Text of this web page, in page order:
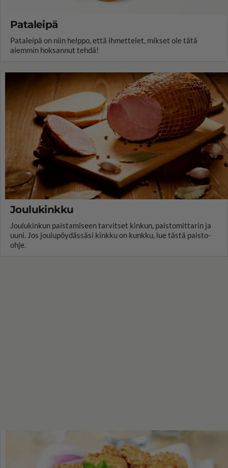
Pataleipä
Pataleipä on niin helppo, että ihmettelet, mikset ole tätä
aiemmin hoksannut tehdä!
Joulukinkku
Joulukinkun paistamiseen tarvitset kinkun, paistomittarin ja
uuni. Jos joulupöydässäsi kinkku on kunkku, lue tästä paisto-
ohje.